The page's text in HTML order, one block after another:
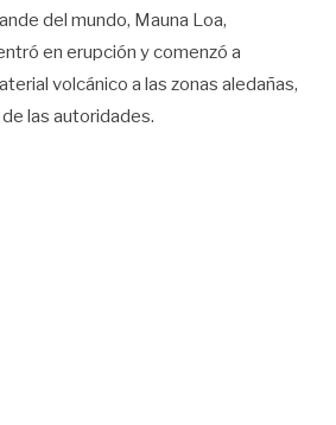
del mundo, Mauna Loa,
en erupción y comenzó a
volcánico a las zonas aledañas,
las autoridades.